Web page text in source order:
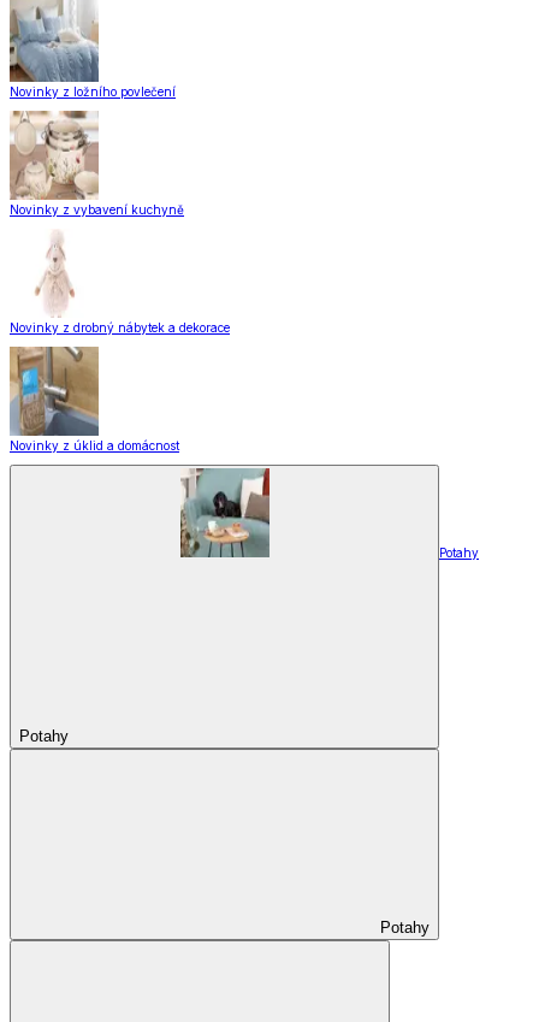
Novinky z ložního povlečení
Novinky z vybavení kuchyně
Novinky z drobný nábytek a dekorace
Novinky z úklid a domácnost
Potahy
Potahy
Potahy